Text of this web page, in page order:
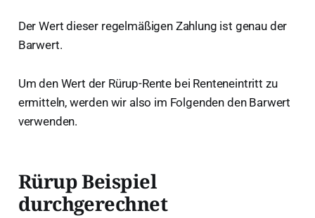
Der Wert dieser regelmäßigen Zahlung ist genau der
Barwert.
Um den Wert der Rürup-Rente bei Renteneintritt zu
ermitteln, werden wir also im Folgenden den Barwert
verwenden.
Rürup Beispiel
durchgerechnet